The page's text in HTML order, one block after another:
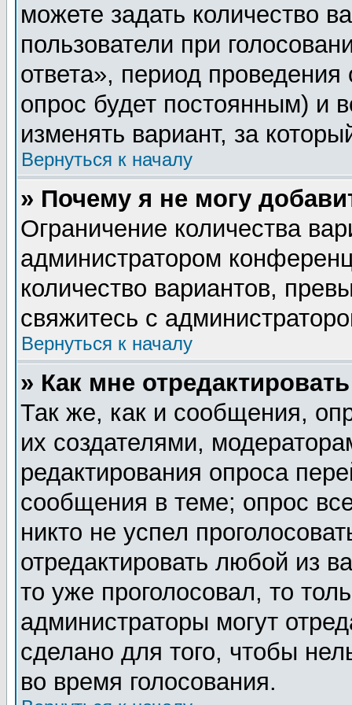
можете задать количество
пользователи при
ответа», период проведения
опрос будет постоянным) и
изменять вариант, за
Вернуться к началу
» Почему я не могу
Ограничение количества
администратором
количество вариантов,
свяжитесь с
Вернуться к началу
» Как мне
Так же, как и сообщения,
их создателями,
редактирования опроса
сообщения в теме; опрос
никто не успел
отредактировать любой из
то уже проголосовал, то
администраторы могут
сделано для того, чтобы
во время голосования.